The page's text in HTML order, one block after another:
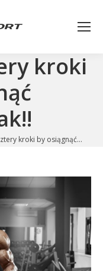
kroki
kroki by osiągnąć…